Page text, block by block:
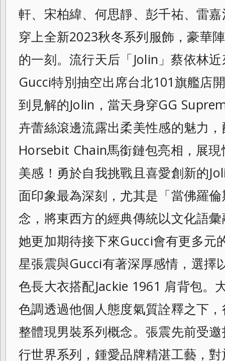
軒、宋柏緯、何思靜、彭千祐、雷
穿上全新2023秋冬系列服飾，豪華
的一刻。流行天后「Jolin」蔡依林
Gucci特別抽空出席台北101旗艦店
到見解的Jolin，當天身穿GG
卉蕾絲滾邊流露出柔美性感的魅力
Horsebit Chain馬銜鏈包亮相，展
美感！勇於自我挑戰且喜愛創新的
面印象最為深刻，尤其是「當佛羅
念，將東西方的經典傳統以文化語
她更加期待接下來Gucci會有更多元
星張震與Gucci有著深厚感情，選擇
色長大衣搭配Jackie 1961 肩背包。
色調透過他個人態度氣質詮釋之下
整體現男裝系列概念。張震先前受
行世界系列，鍾愛品牌精湛工藝，